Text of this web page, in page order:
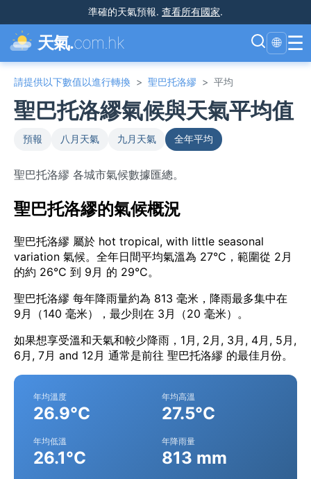
準確的天氣預報. 查看所有國家.
天氣.com.hk 🌐 ☰
請提供以下數值以進行轉換 > 聖巴托洛繆 > 平均
聖巴托洛繆氣候與天氣平均值
預報 八月天氣 九月天氣 全年平均
聖巴托洛繆 各城市氣候數據匯總。
聖巴托洛繆的氣候概況
聖巴托洛繆 屬於 hot tropical, with little seasonal
variation 氣候。全年日間平均氣溫為 27°C，範圍從 2月
的約 26°C 到 9月 的 29°C。
聖巴托洛繆 每年降雨量約為 813 毫米，降雨最多集中在
9月（140 毫米），最少則在 3月（20 毫米）。
如果想享受溫和天氣和較少降雨，1月, 2月, 3月, 4月, 5月,
6月, 7月 and 12月 通常是前往 聖巴托洛繆 的最佳月份。
年均溫度
26.9°C
年均高溫
27.5°C
年均低溫
26.1°C
年降雨量
813 mm